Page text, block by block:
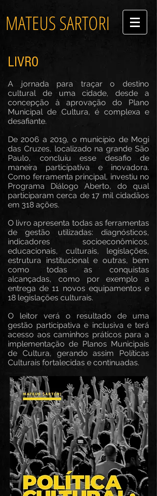
MATEUS SARTORI
LIVRO
A jornada para traçar o destino
cultural de uma cidade, desde a
concepção à aprovação do Plano
Municipal de Cultura, é complexa e
desafiante.
De 2006 a 2019, o município de Mogi
das Cruzes, localizado na grande São
Paulo, concluiu esse desafio de
maneira participativa e inovadora.
Como ferramenta principal, investiu no
Programa Diálogo Aberto, do qual
participaram cerca de 17 mil cidadãos
em 318 ações.
O livro apresenta todas as ferramentas
de gestão utilizadas: diagnósticos,
indicadores socioeconômicos,
educacionais, culturais, legislações,
estrutura institucional e outras, bem
como todas as conquistas
alcançadas, como por exemplo a
entrega de 11 novos equipamentos e
18 legislações culturais.
O leitor verá o resultado de uma
gestão participativa e inclusiva e terá
acesso aos caminhos práticos para a
implementação de Planos Municipais
de Cultura, gerando assim Políticas
Culturais fortalecidas e continuadas.